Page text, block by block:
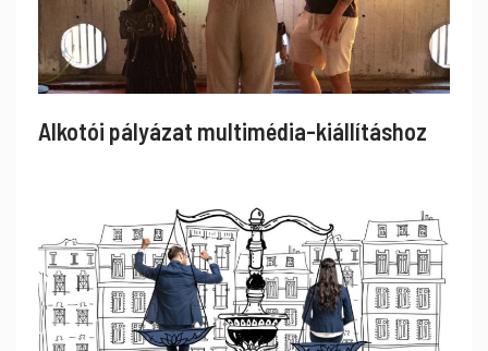
Alkotói pályázat multimédia-kiállításhoz